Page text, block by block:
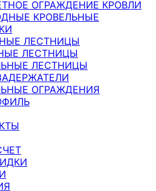
ОГРАЖДЕНИЕ КРОВЛИ
КРОВЕЛЬНЫЕ
ЛЕСТНИЦЫ
ЛЕСТНИЦЫ
ЛЕСТНИЦЫ
ОГРАЖДЕНИЯ